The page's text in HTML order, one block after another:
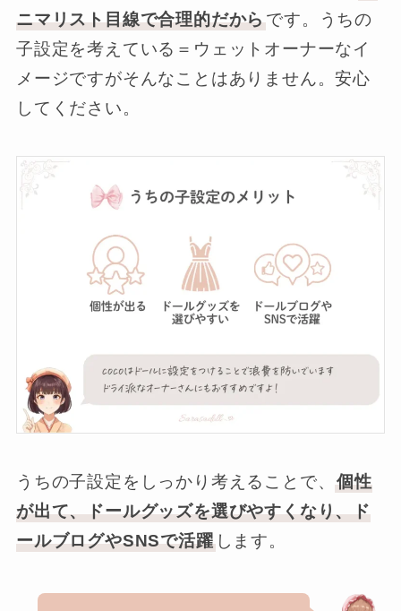
ニマリスト目線で合理的だからです。うちの
子設定を考えている＝ウェットオーナーなイ
メージですがそんなことはありません。安心
してください。
うちの子設定をしっかり考えることで、個性
が出て、ドールグッズを選びやすくなり、ド
ールブログやSNSで活躍します。